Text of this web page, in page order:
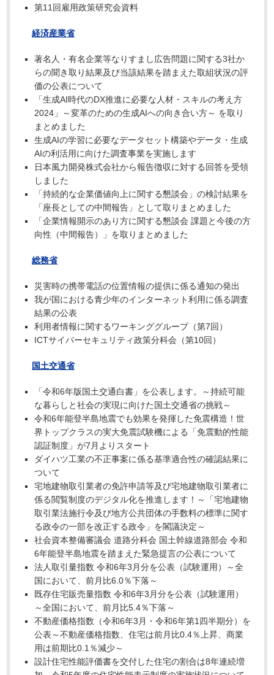
第11回雇用政策研究会資料
経済産業省
著名人・有名企業等なりすまし広告問題に関する3社か
らの聞き取り結果及び当該結果を踏まえた取組状況の評
価の公表について
「生成AI時代のDX推進に必要な人材・スキルの考え方
2024」～変革のための生成AIへの向き合い方～ を取り
まとめました
生成AIの学習に必要なデータセット構築やデータ・生成
AIの利活用に向けた調査事業を実施します
日本風力開発株式会社から報告徴収に対する回答を受領
しました
「持続的な企業価値向上に関する懇談会」の検討結果を
「座長としての中間報告」として取りまとめました
「企業情報開示のあり方に関する懇談会 課題と今後の方
向性（中間報告）」を取りまとめました
総務省
災害時の携帯電話の位置情報の提供に係る通知の発出
我が国における青少年のインターネット利用に係る調査
結果の公表
利用者情報に関するワーキンググループ（第7回）
ICTサイバーセキュリティ政策分科会（第10回）
国土交通省
「令和6年版国土交通白書」を公表します。～持続可能
な暮らしと社会の実現に向けた国土交通省の挑戦～
令和6年能登半島地震でも効果を発揮した免震構造！世
界トップクラスの実大免震試験機による「免震動的性能
認証制度」が7月よりスタート
ダイハツ工業の不正事案に係る基準適合性の確認結果に
ついて
宅地建物取引業者の免許申請等及び宅地建物取引業者に
係る閲覧制度のデジタル化を推進します！～「宅地建物
取引業法施行令及び地方公共団体の手数料の標準に関す
る政令の一部を改正する政令」を閣議決定～
社会資本整備審議会 道路分科会 国土幹線道路部会 令和
6年能登半島地震を踏まえた緊急提言の公表について
法人取引量指数 令和6年3月分を公表（試験運用）～全
国において、前月比6.0％下落～
既存住宅販売量指数 令和6年3月分を公表（試験運用）
～全国において、前月比5.4％下落～
不動産価格指数（令和6年3月・令和6年第1四半期分）を
公表～不動産価格指数、住宅は前月比0.4％上昇、商業
用は前期比0.1％減少～
設計住宅性能評価書を交付した住宅の割合は8年連続増